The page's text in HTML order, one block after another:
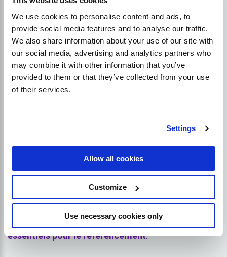
We use cookies to personalise content and ads, to
provide social media features and to analyse our traffic.
We also share information about your use of our site with
our social media, advertising and analytics partners who
may combine it with other information that you’ve
provided to them or that they’ve collected from your use
of their services.
Settings
Allow all cookies
Customize
Use necessary cookies only
Vous trouverez ci-dessous quelques-unes des
raisons qui expliquent pourquoi
les blogs sont
essentiels pour le référencement.